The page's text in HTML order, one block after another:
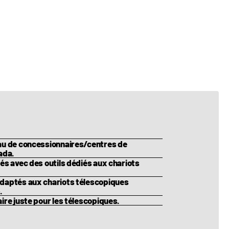
de concessionnaires/centres de
avec des outils dédiés aux chariots
aux chariots télescopiques
juste pour les télescopiques.